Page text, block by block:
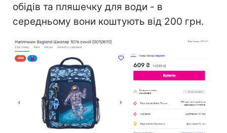
обідів та пляшечку для води - в
середньому вони коштують від 200 грн.